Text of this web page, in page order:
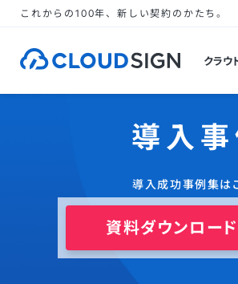
これからの100年、新しい契約のかたち。
クラウ
導入事
導入成功事例集は
資料ダウンロード